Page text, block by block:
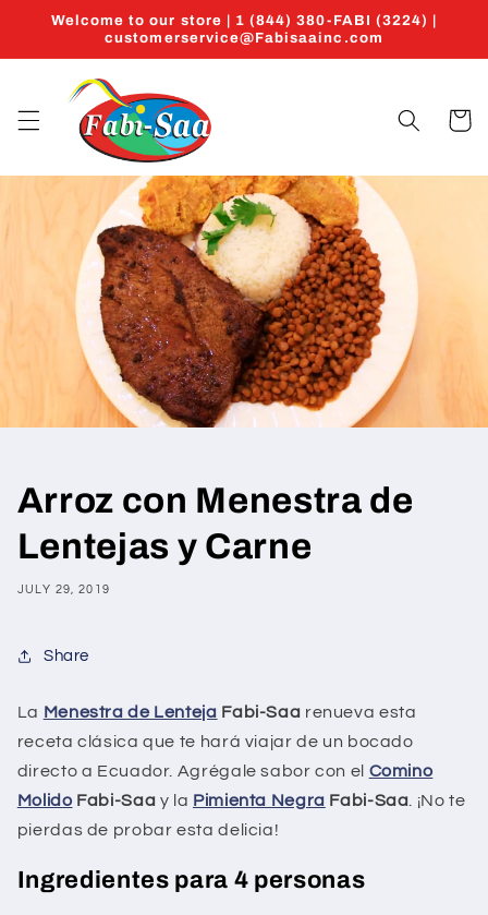
Skip to
Welcome to our store | 1 (844) 380-FABI (3224) |
customerservice@Fabisaainc.com
Cart
Arroz con Menestra de
Lentejas y Carne
JULY 29, 2019
Share
La Menestra de Lenteja Fabi-Saa renueva esta
receta clásica que te hará viajar de un bocado
directo a Ecuador. Agrégale sabor con el Comino
Molido Fabi-Saa y la Pimienta Negra Fabi-Saa . ¡No te
pierdas de probar esta delicia!
Ingredientes para 4 personas